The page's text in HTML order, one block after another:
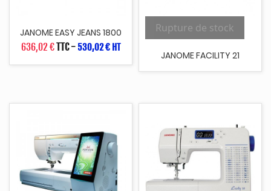
JANOME EASY JEANS 1800
636,02 €TTC- 530,02 € HT
Rupture de stock
JANOME FACILITY 21